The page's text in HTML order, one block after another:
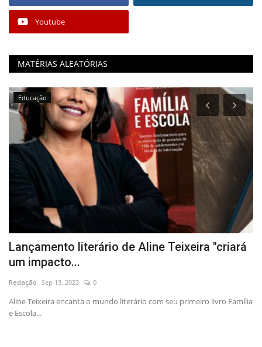
Youtube
MATÉRIAS ALEATÓRIAS
Educação
Lançamento literário de Aline Teixeira "criará
um impacto...
Redação Sep 13, 2023 0
Aline Teixeira encanta o mundo literário com seu primeiro livro Família
e Escola...